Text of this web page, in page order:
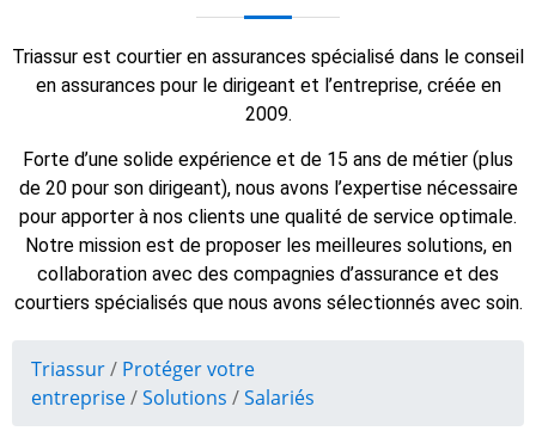
Triassur est courtier en assurances spécialisé dans le conseil
en assurances pour le dirigeant et l’entreprise, créée en
2009.
Forte d’une solide expérience et de 15 ans de métier (plus
de 20 pour son dirigeant), nous avons l’expertise nécessaire
pour apporter à nos clients une qualité de service optimale.
Notre mission est de proposer les meilleures solutions, en
collaboration avec des compagnies d’assurance et des
courtiers spécialisés que nous avons sélectionnés avec soin.
Triassur/ Protéger votre
entreprise/Solutions /Salariés